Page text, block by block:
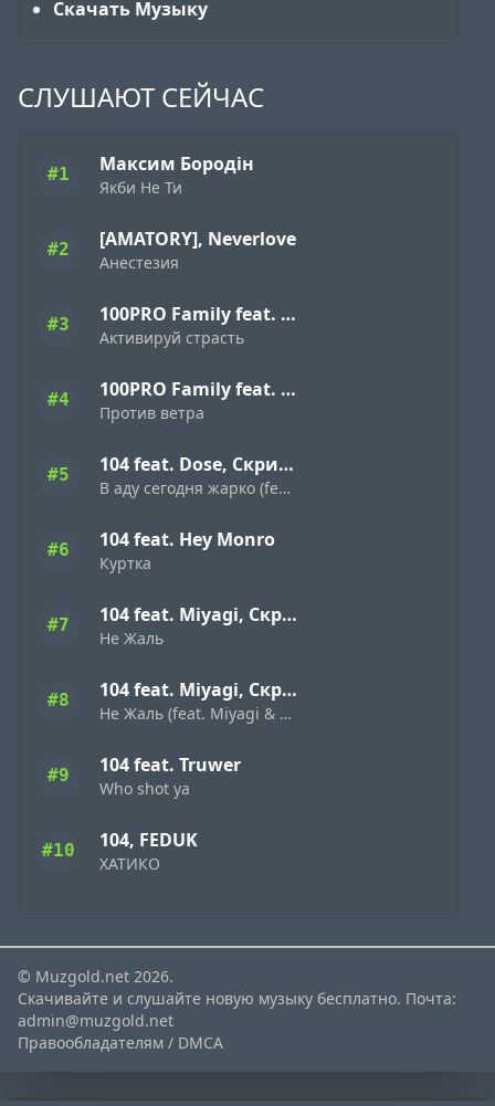
Скачать Музыку
СЛУШАЮТ СЕЙЧАС
#1 Максим Бородін
Якби Не Ти
#2 [AMATORY], Neverlove
Анестезия
#3 100PRO Family feat. Dave Bra, Indigo, Режик, Кима, Slavon, Denny Presston, Буян, ШЕFF, Simagon, MonoSoul
Активируй страсть
#4 100PRO Family feat. Dave Bra, Кипер, Popovi4, Буян, Indigo, Simagon, ШЕFF, MonoSoul
Против ветра
#5 104 feat. Dose, Скриптонит
В аду сегодня жарко (feat. Dose & Скриптонит)
#6 104 feat. Hey Monro
Куртка
#7 104 feat. Miyagi, Скриптонит
Не Жаль
#8 104 feat. Miyagi, Скриптонит
Не Жаль (feat. Miyagi & Скриптонит)
#9 104 feat. Truwer
Who shot ya
#10 104, FEDUK
ХАТИКО
© Muzgold.net 2026.
Скачивайте и слушайте новую музыку бесплатно. Почта:
admin@muzgold.net
Правообладателям / DMCA